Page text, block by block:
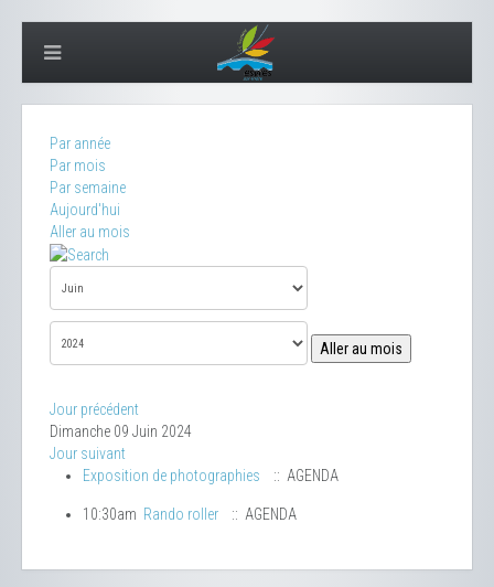
Par année
Par mois
Par semaine
Aujourd'hui
Aller au mois
Aller au mois
Jour précédent
Dimanche 09 Juin 2024
Jour suivant
Exposition de photographies
:: AGENDA
10:30am Rando roller :: AGENDA